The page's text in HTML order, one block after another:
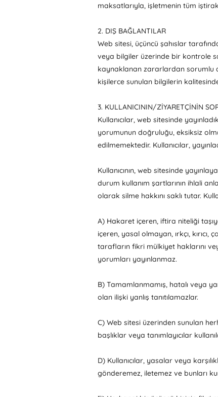
maksatlarıyla, işletmenin tüm
2. DIŞ BAĞLANTILAR
Web sitesi, üçüncü şahıslar
veya bilgiler üzerinde bir kontrole
kaynaklanan zararlardan sorumlu
kişilerce sunulan bilgilerin
3. KULLANICININ/ZİYARETÇİNİN
Kullanıcılar, web sitesinde
yorumunun doğruluğu, eksiksiz
edilmemektedir. Kullanıcılar,
Kullanıcının, web sitesinde
durum kullanım şartlarının ihlali
olarak silme hakkını saklı tutar.
A) Hakaret içeren, iftira niteliği
içeren, yasal olmayan, ırkçı,
tarafların fikri mülkiyet haklarını
yorumları yayınlanmaz.
B) Tamamlanmamış, hatalı veya
olan ilişki yanlış tanıtılamazlar.
C) Web sitesi üzerinden sunulan
başlıklar veya tanımlayıcılar
D) Kullanıcılar, yasalar veya
gönderemez, iletemez ve bunları